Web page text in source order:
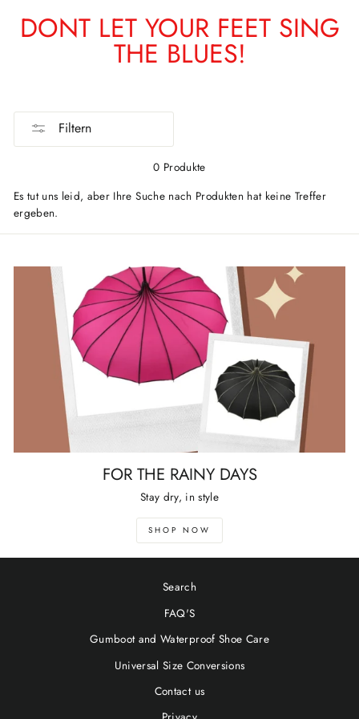
DONT LET YOUR FEET SING
THE BLUES!
Filtern
0 Produkte
Es tut uns leid, aber Ihre Suche nach Produkten hat keine Treffer
ergeben.
FOR THE RAINY DAYS
Stay dry, in style
SHOP NOW
Search
FAQ'S
Gumboot and Waterproof Shoe Care
Universal Size Conversions
Contact us